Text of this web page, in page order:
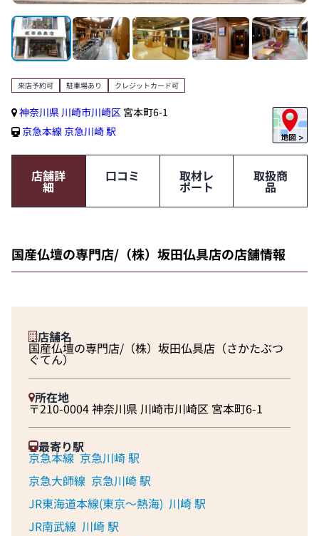
来店予約可 駐車場あり クレジットカード可
神奈川県 川崎市川崎区 宮本町6-1
京急本線 京急川崎 駅
店舗詳
細
口コミ 取材レ
ポート
取扱商
品
国産仏壇の専門店/（株）坂田仏具店の店舗情報
店舗名
国産仏壇の専門店/（株）坂田仏具店（さかたぶつ
ぐてん）
所在地
〒210-0004 神奈川県 川崎市川崎区 宮本町6-1
最寄り駅
京急本線 京急川崎 駅
京急大師線 京急川崎 駅
JR東海道本線(東京～熱海) 川崎 駅
JR南武線 川崎 駅